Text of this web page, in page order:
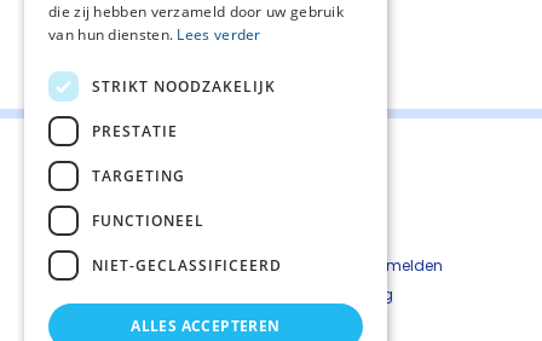
Deel deze pagina:
Contact
Kwetsbaarheid melden
Privacyverkaring
Disclaimer
die zij hebben verzameld door uw gebruik
van hun diensten. Lees verder
STRIKT NOODZAKELIJK
PRESTATIE
TARGETING
FUNCTIONEEL
NIET-GECLASSIFICEERD
ALLES ACCEPTEREN